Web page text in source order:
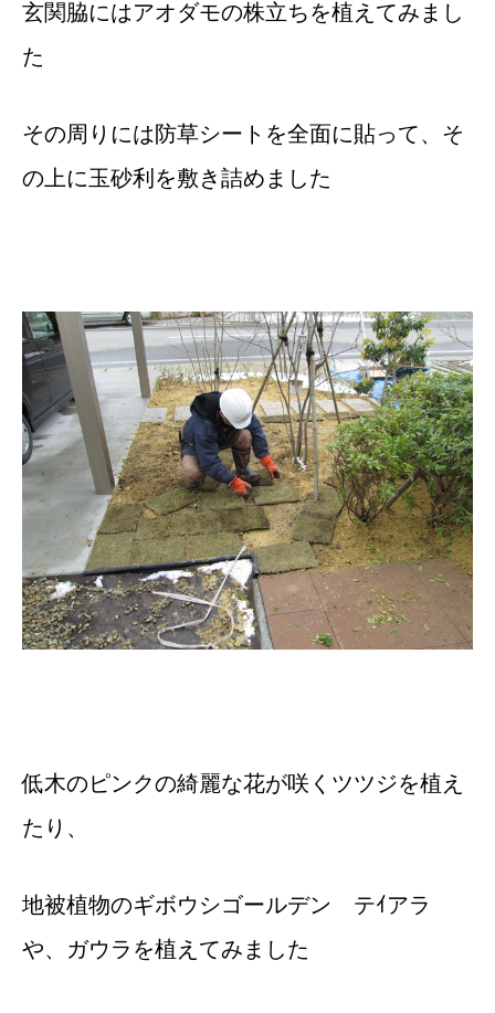
玄関脇にはアオダモの株立ちを植えてみまし
た
その周りには防草シートを全面に貼って、そ
の上に玉砂利を敷き詰めました
低木のピンクの綺麗な花が咲くツツジを植え
たり、
地被植物のギボウシゴールデン テｲアラ
や、ガウラを植えてみました